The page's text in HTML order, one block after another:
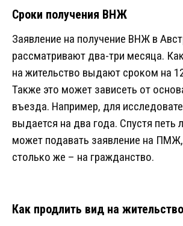
Сроки получения ВНЖ
Заявление на получение ВНЖ в
рассматривают два-три месяца.
на жительство выдают сроком на
Также это может зависеть от
въезда. Например, для
выдается на два года. Спустя петь
может подавать заявление на
столько же – на гражданство.
Как продлить вид на